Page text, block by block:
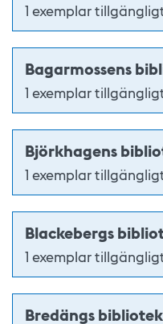
1 exemplar
Bagarmossens
1 exemplar
Björkhagens
1 exemplar
Blackebergs
1 exemplar
Bredängs bibliotek